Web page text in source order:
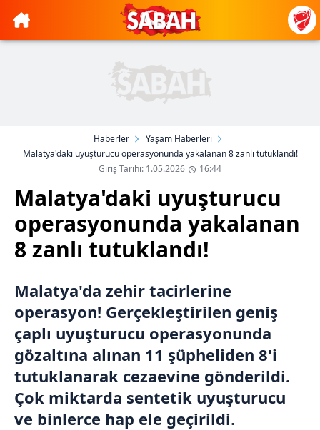
Haberler
Yaşam Haberleri
Malatya'daki uyuşturucu operasyonunda yakalanan 8 zanlı tutuklandı!
Giriş Tarihi: 1.05.2026
16:44
Malatya'daki uyuşturucu
operasyonunda yakalanan
8 zanlı tutuklandı!
Malatya'da zehir tacirlerine
operasyon! Gerçekleştirilen geniş
çaplı uyuşturucu operasyonunda
gözaltına alınan 11 şüpheliden 8'i
tutuklanarak cezaevine gönderildi.
Çok miktarda sentetik uyuşturucu
ve binlerce hap ele geçirildi.